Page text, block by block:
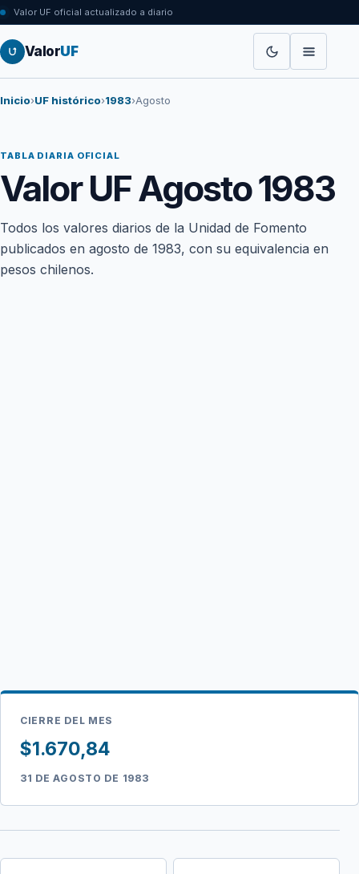
Valor UF oficial actualizado a diario
ValorUF
Inicio›UF histórico›1983›Agosto
TABLA DIARIA OFICIAL
Valor UF Agosto 1983
Todos los valores diarios de la Unidad de Fomento
publicados en agosto de 1983, con su equivalencia en
pesos chilenos.
CIERRE DEL MES
$1.670,84
31 DE AGOSTO DE 1983